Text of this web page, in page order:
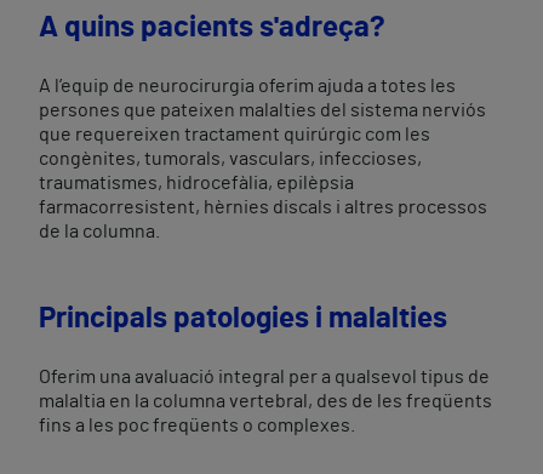
A quins pacients s'adreça?
A l’equip de neurocirurgia oferim ajuda a totes les
persones que pateixen malalties del sistema nerviós
que requereixen tractament quirúrgic com les
congènites, tumorals, vasculars, infeccioses,
traumatismes, hidrocefàlia, epilèpsia
farmacorresistent, hèrnies discals i altres processos
de la columna.
Principals patologies i malalties
Oferim una avaluació integral per a qualsevol tipus de
malaltia en la columna vertebral, des de les freqüents
fins a les poc freqüents o complexes.